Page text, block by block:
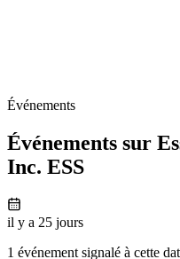
Événements
Événements sur
Inc. ESS
il y a 25 jours
1 événement signalé à cette